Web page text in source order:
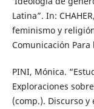
Latina”. In:
feminismo y
Comunicación
PINI, Mónica.
Exploraciones
(comp.). Discurso